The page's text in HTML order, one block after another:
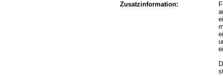
Zusatzinformation: